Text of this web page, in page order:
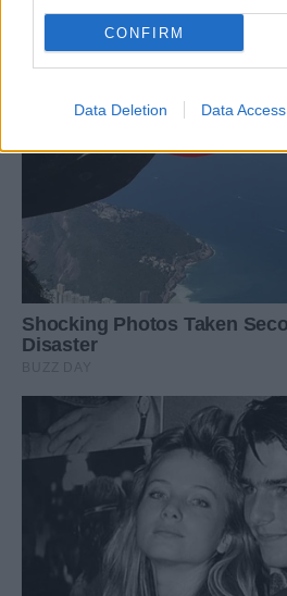
CONFIRM
Data Deletion Data Access